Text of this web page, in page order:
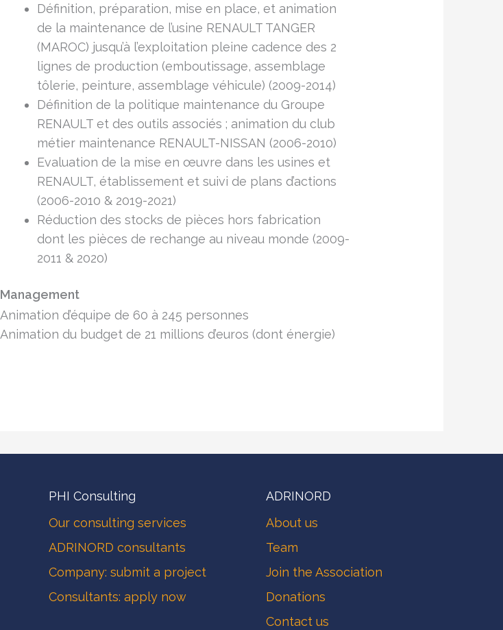
Définition, préparation, mise en place, et animation
de la maintenance de l’usine RENAULT TANGER
(MAROC) jusqu’à l’exploitation pleine cadence des 2
lignes de production (emboutissage, assemblage
tôlerie, peinture, assemblage véhicule) (2009-2014)
Définition de la politique maintenance du Groupe
RENAULT et des outils associés ; animation du club
métier maintenance RENAULT-NISSAN (2006-2010)
Evaluation de la mise en œuvre dans les usines et
RENAULT, établissement et suivi de plans d’actions
(2006-2010 & 2019-2021)
Réduction des stocks de pièces hors fabrication
dont les pièces de rechange au niveau monde (2009-
2011 & 2020)
Management
Animation d’équipe de 60 à 245 personnes
Animation du budget de 21 millions d’euros (dont énergie)
PHI Consulting
Our consulting services
ADRINORD consultants
Company: submit a project
Consultants: apply now
ADRINORD
About us
Team
Join the Association
Donations
Contact us